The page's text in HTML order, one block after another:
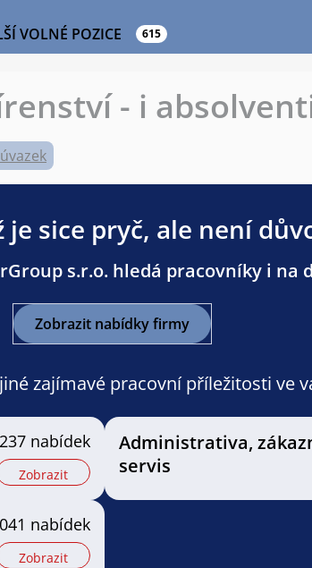
VOLNÉ POZICE 615
- i
je sice pryč, ale není
s.r.o. hledá pracovníky i na
Zobrazit nabídky firmy
zajímavé pracovní příležitosti ve
237 nabídek
Zobrazit
Administrativa,
servis
nabídek
Zobrazit